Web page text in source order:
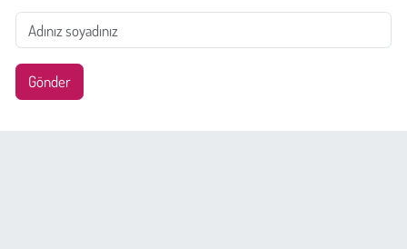
Gönder